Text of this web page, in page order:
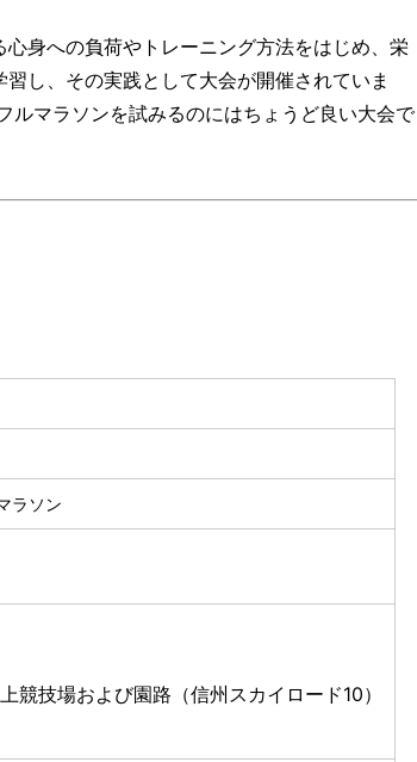
身への負荷やトレーニング方法をはじめ、栄
し、その実践として大会が開催されていま
ルマラソンを試みるのにはちょうど良い大会で
ラソン
競技場および園路（信州スカイロード10）